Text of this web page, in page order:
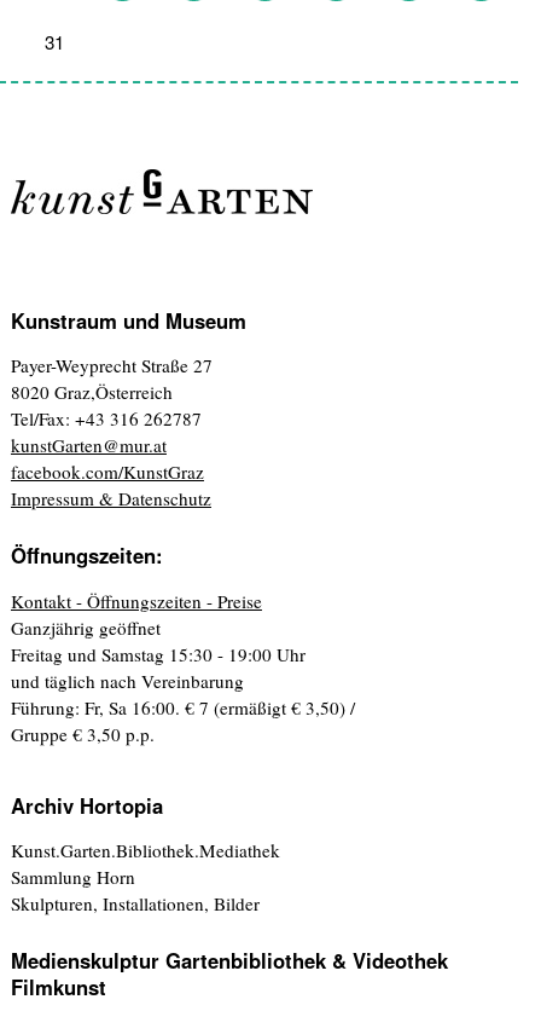
31
Kunstraum und Museum
Payer-Weyprecht Straße 27
8020 Graz,Österreich
Tel/Fax: +43 316 262787
kunstGarten@mur.at
facebook.com/KunstGraz
Impressum & Datenschutz
Öffnungszeiten:
Kontakt - Öffnungszeiten - Preise
Ganzjährig geöffnet
Freitag und Samstag 15:30 - 19:00 Uhr
und täglich nach Vereinbarung
Führung: Fr, Sa 16:00. € 7 (ermäßigt € 3,50) /
Gruppe € 3,50 p.p.
Archiv Hortopia
Kunst.Garten.Bibliothek.Mediathek
Sammlung Horn
Skulpturen, Installationen, Bilder
Medienskulptur Gartenbibliothek & Videothek
Filmkunst